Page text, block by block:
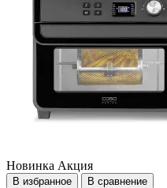
Новинка Акция
В избранное В сравнение